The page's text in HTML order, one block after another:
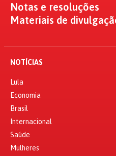
Notas e resoluções
Materiais de
NOTÍCIAS
Lula
Economia
Brasil
Internacional
Saúde
Mulheres